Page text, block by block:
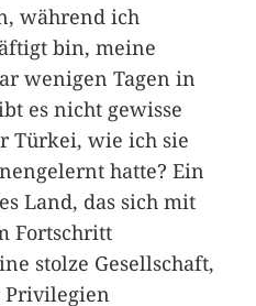
während ich
bin, meine
wenigen Tagen in
es nicht gewisse
Türkei, wie ich sie
hatte? Ein
Land, das sich mit
Fortschritt
stolze Gesellschaft,
Privilegien